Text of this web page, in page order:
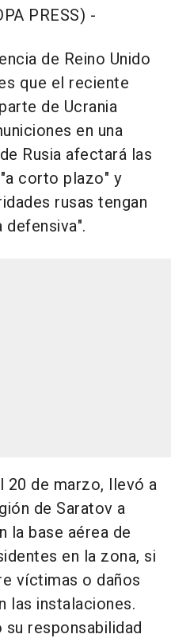
PRESS) -
de Reino Unido
que el reciente
de Ucrania
en una
Rusia afectará las
corto plazo" y
rusas tengan
20 de marzo, llevó a
de Saratov a
la base aérea de
en la zona, si
víctimas o daños
las instalaciones.
responsabilidad